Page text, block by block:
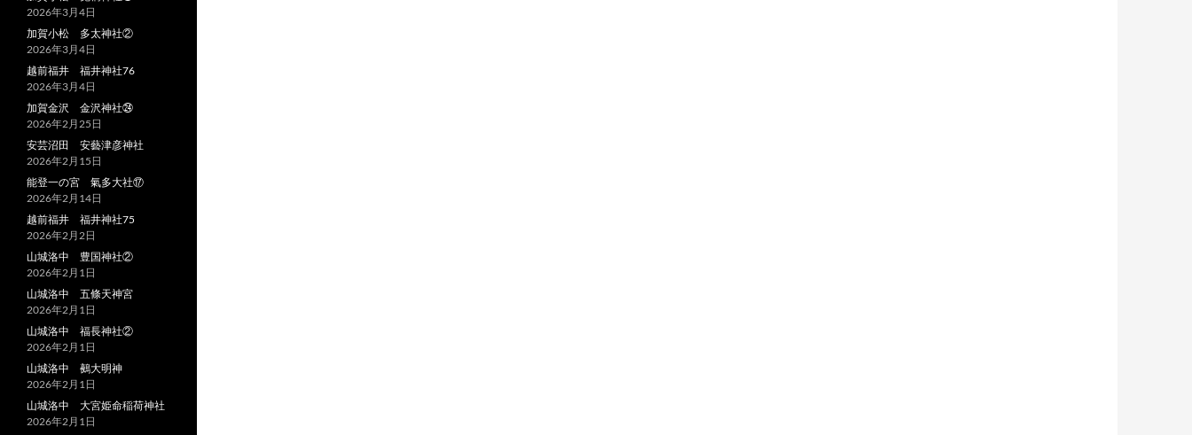
2026年3月4日
加賀小松 多太神社②
2026年3月4日
越前福井 福井神社76
2026年3月4日
加賀金沢 金沢神社㉔
2026年2月25日
安芸沼田 安藝津彦神社
2026年2月15日
能登一の宮 氣多大社⑰
2026年2月14日
越前福井 福井神社75
2026年2月2日
山城洛中 豊国神社②
2026年2月1日
山城洛中 五條天神宮
2026年2月1日
山城洛中 福長神社②
2026年2月1日
山城洛中 鵺大明神
2026年2月1日
山城洛中 大宮姫命稲荷神社
2026年2月1日